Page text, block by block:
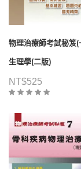
物理治療師考試秘笈
生理學(二版)
NT$525